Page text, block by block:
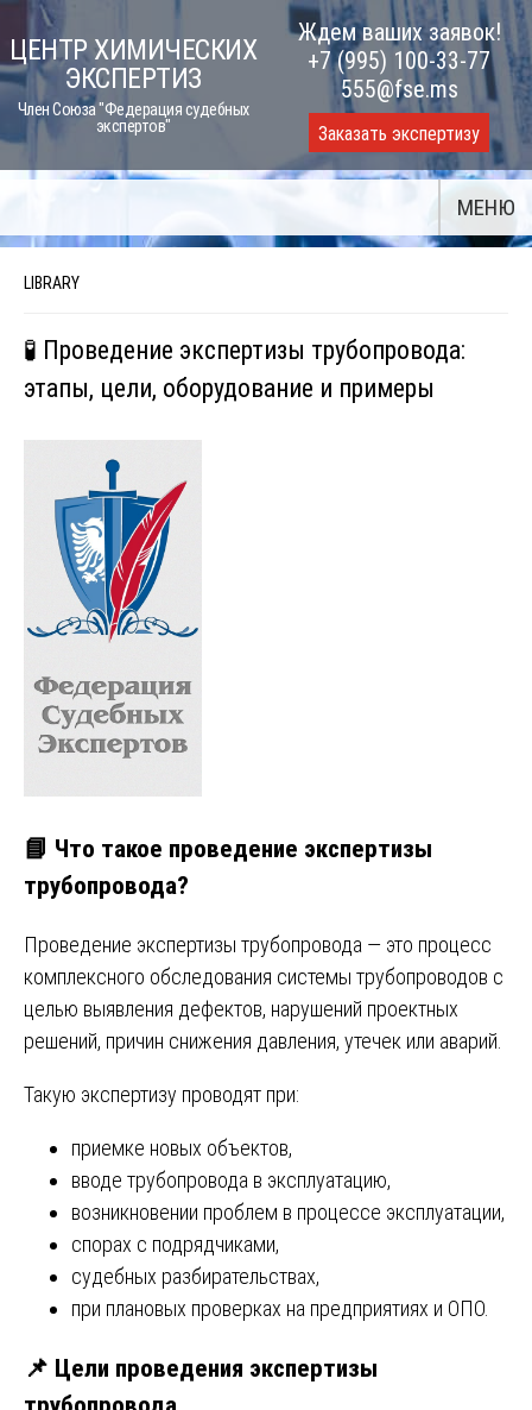
Skip
to
content
ЦЕНТР ХИМИЧЕСКИХ
ЭКСПЕРТИЗ
Член Союза "Федерация судебных
экспертов"
Ждем ваших заявок!
+7 (995) 100-33-77
555@fse.ms
Заказать экспертизу
МЕНЮ
LIBRARY
🧪 Проведение экспертизы трубопровода:
этапы, цели, оборудование и примеры
📘 Что такое проведение экспертизы
трубопровода?
Проведение экспертизы трубопровода — это процесс
комплексного обследования системы трубопроводов с
целью выявления дефектов, нарушений проектных
решений, причин снижения давления, утечек или аварий.
Такую экспертизу проводят при:
приемке новых объектов,
вводе трубопровода в эксплуатацию,
возникновении проблем в процессе эксплуатации,
спорах с подрядчиками,
судебных разбирательствах,
при плановых проверках на предприятиях и ОПО.
📌 Цели проведения экспертизы